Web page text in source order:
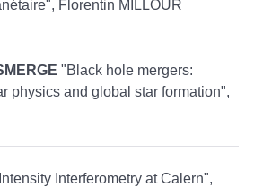
Florentin MILLOUR
"Black hole mergers:
physics and global star formation",
Interferometry at Calern",